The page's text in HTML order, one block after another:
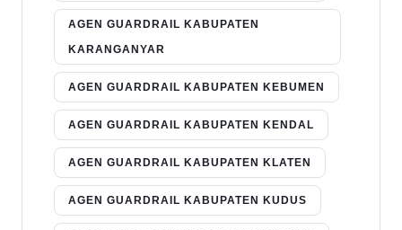
AGEN GUARDRAIL KABUPATEN
KARANGANYAR
AGEN GUARDRAIL KABUPATEN KEBUMEN
AGEN GUARDRAIL KABUPATEN KENDAL
AGEN GUARDRAIL KABUPATEN KLATEN
AGEN GUARDRAIL KABUPATEN KUDUS